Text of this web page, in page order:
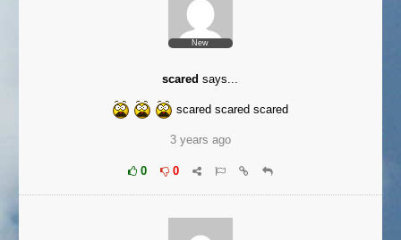
New
scared says...
scared scared scared
3 years ago
0 0